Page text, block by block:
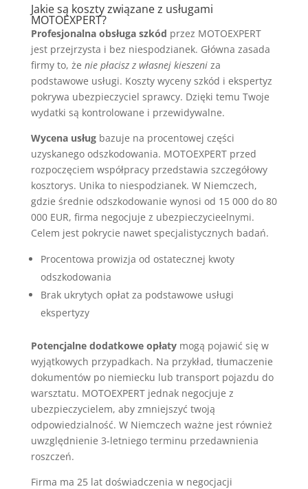
Jakie są koszty związane z usługami
MOTOEXPERT?
Profesjonalna obsługa szkód przez MOTOEXPERT
jest przejrzysta i bez niespodzianek. Główna zasada
firmy to, że nie płacisz z własnej kieszeniza
podstawowe usługi. Koszty wyceny szkód i ekspertyz
pokrywa ubezpieczyciel sprawcy. Dzięki temu Twoje
wydatki są kontrolowane i przewidywalne.
Wycena usługbazuje na procentowej części
uzyskanego odszkodowania. MOTOEXPERT przed
rozpoczęciem współpracy przedstawia szczegółowy
kosztorys. Unika to niespodzianek. W Niemczech,
gdzie średnie odszkodowanie wynosi od 15 000 do 80
000 EUR, firma negocjuje z ubezpieczycieelnymi.
Celem jest pokrycie nawet specjalistycznych badań.
Procentowa prowizja od ostatecznej kwoty
odszkodowania
Brak ukrytych opłat za podstawowe usługi
ekspertyzy
Potencjalne dodatkowe opłatymogą pojawić się w
wyjątkowych przypadkach. Na przykład, tłumaczenie
dokumentów po niemiecku lub transport pojazdu do
warsztatu. MOTOEXPERT jednak negocjuje z
ubezpieczycielem, aby zmniejszyć twoją
odpowiedzialność. W Niemczech ważne jest również
uwzględnienie 3-letniego terminu przedawnienia
roszczeń.
Firma ma 25 lat doświadczenia w negocjacji